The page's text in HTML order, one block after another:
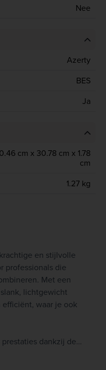
Nee
Azerty
BES
Ja
cm x 30.78 cm x 1.78
cm
1.27 kg
en stijlvolle
professionals die
Met een
lichtgewicht
waar je ook
dankzij de
uitgebreide